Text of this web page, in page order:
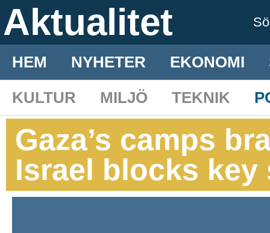
Aktualitet
HEM NYHETER EKONOMI
KULTUR
MILJÖ TEKNIK
Gaza’s camps
Israel blocks